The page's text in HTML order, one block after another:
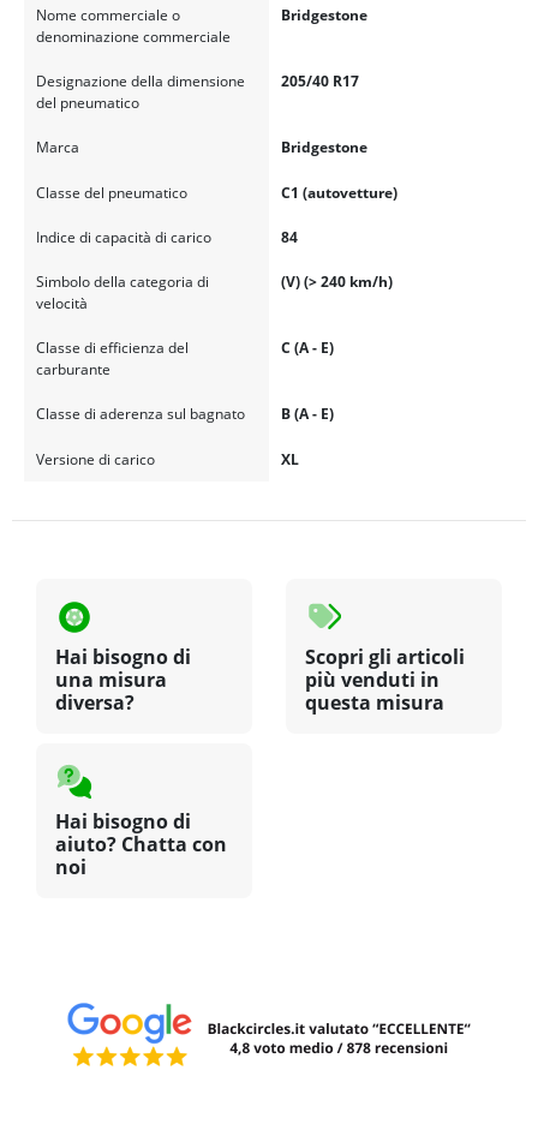
Nome commerciale o
denominazione commerciale
Bridgestone
Designazione della dimensione
del pneumatico
205/40 R17
Marca Bridgestone
Classe del pneumatico C1 (autovetture)
Indice di capacità di carico 84
Simbolo della categoria di
velocità
(V) (> 240 km/h)
Classe di efficienza del
carburante
C (A - E)
Classe di aderenza sul bagnato B (A - E)
Versione di carico XL
Hai bisogno di
una misura
diversa?
Scopri gli articoli
più venduti in
questa misura
Hai bisogno di
aiuto? Chatta con
noi